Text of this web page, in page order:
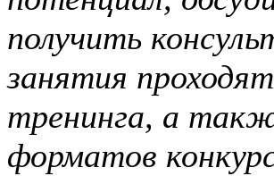
получить
занятия проходят
тренинга, а
форматов